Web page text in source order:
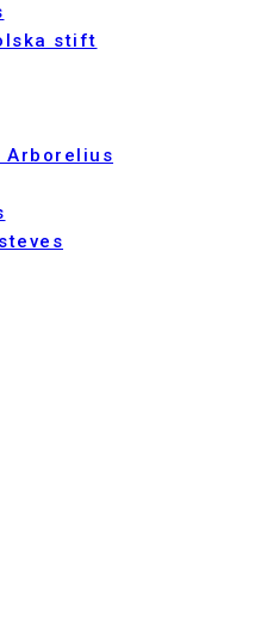
stift
Arborelius